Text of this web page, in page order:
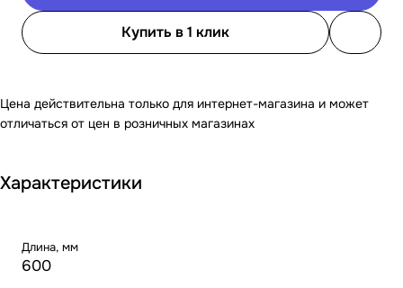
Купить в 1 клик
Цена действительна только для интернет-магазина и может
отличаться от цен в розничных магазинах
Характеристики
Длина, мм
600